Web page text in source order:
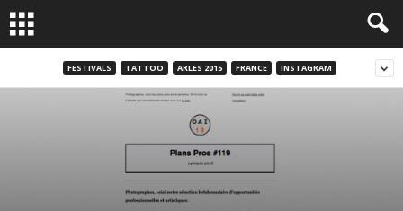
FESTIVALS TATTOO ARLES 2015 FRANCE INSTAGRAM